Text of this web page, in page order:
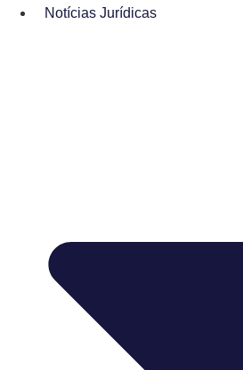
Notícias Jurídicas